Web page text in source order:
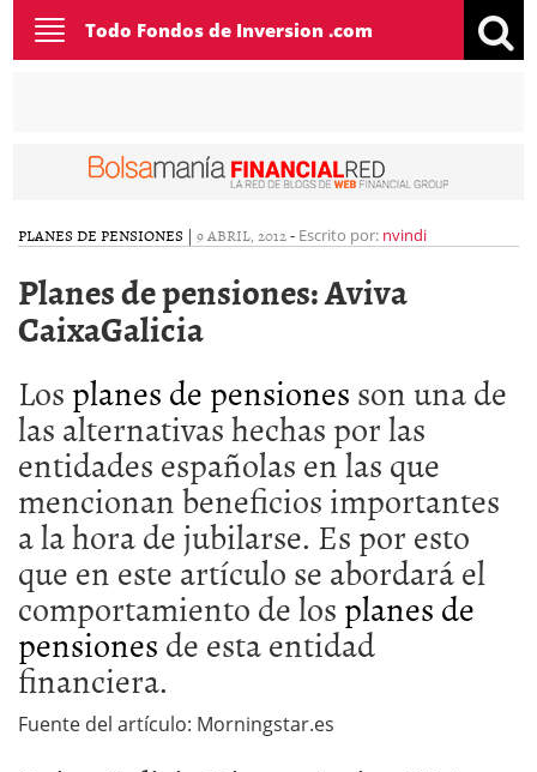
Toggle
navigation
Todo Fondos de Inversion .com
PLANES DE PENSIONES | 9 ABRIL, 2012- Escrito por: nvindi
Planes de pensiones: Aviva
CaixaGalicia
Losplanes de pensionesson una de
las alternativas hechas por las
entidades españolas en las que
mencionan beneficios importantes
a la hora de jubilarse. Es por esto
que en este artículo se abordará el
comportamiento de losplanes de
pensionesde esta entidad
financiera.
Fuente del artículo: Morningstar.es